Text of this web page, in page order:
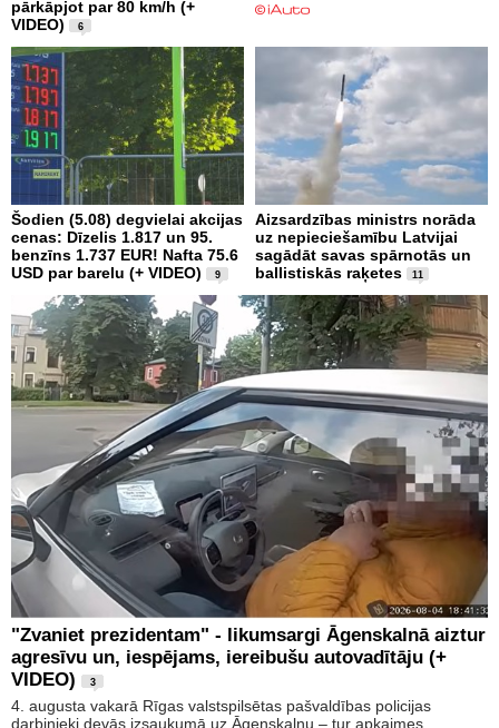
pārkāpjot par 80 km/h (+
VIDEO)
6
Šodien (5.08) degvielai akcijas
cenas: Dīzelis 1.817 un 95.
benzīns 1.737 EUR! Nafta 75.6
USD par barelu (+ VIDEO)
9
Aizsardzības ministrs norāda
uz nepieciešamību Latvijai
sagādāt savas spārnotās un
ballistiskās raķetes
11
"Zvaniet prezidentam" - likumsargi Āgenskalnā aiztur
agresīvu un, iespējams, iereibušu autovadītāju (+
VIDEO)
3
4. augusta vakarā Rīgas valstspilsētas pašvaldības policijas
darbinieki devās izsaukumā uz Āgenskalnu – tur apkaimes